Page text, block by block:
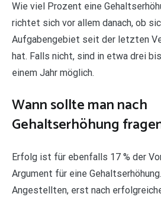
Wie viel Prozent eine
richtet sich vor allem danach, ob
Aufgabengebiet seit der letzten
hat. Falls nicht, sind in etwa drei
einem Jahr möglich.
Wann sollte man nach
Gehaltserhöhung
Erfolg ist für ebenfalls 17 % der
Argument für eine
Angestellten, erst nach